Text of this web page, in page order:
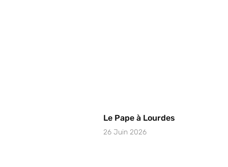
Le Pape à Lourdes
26 Juin 2026